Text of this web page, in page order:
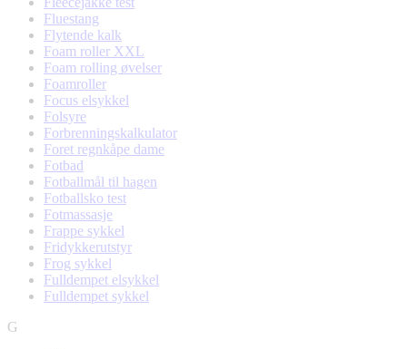
Fluestang
Flytende kalk
Foam roller XXL
Foam rolling øvelser
Foamroller
Focus elsykkel
Folsyre
Forbrenningskalkulator
Foret regnkåpe dame
Fotbad
Fotballmål til hagen
Fotballsko test
Fotmassasje
Frappe sykkel
Fridykkerutstyr
Frog sykkel
Fulldempet elsykkel
Fulldempet sykkel
G